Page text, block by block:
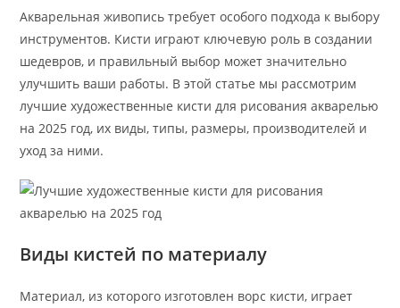
Акварельная живопись требует особого подхода к выбору
инструментов. Кисти играют ключевую роль в создании
шедевров, и правильный выбор может значительно
улучшить ваши работы. В этой статье мы рассмотрим
лучшие художественные кисти для рисования акварелью
на 2025 год, их виды, типы, размеры, производителей и
уход за ними.
Виды кистей по материалу
Материал, из которого изготовлен ворс кисти, играет